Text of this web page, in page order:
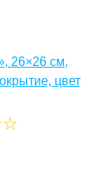
26×26 см,
цвет